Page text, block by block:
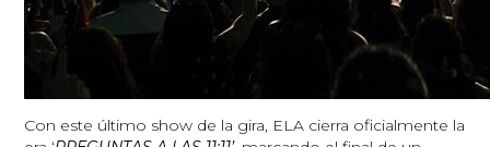
Con este último show de la gira, ELA cierra oficialmente la